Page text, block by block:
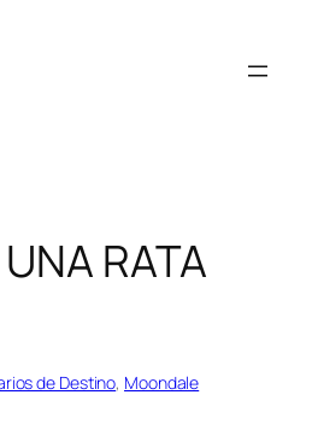
RATA
de Destino, Moondale